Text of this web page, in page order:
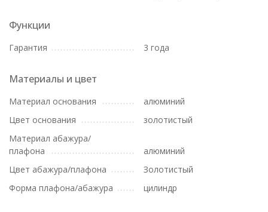
Функции
Гарантия 3 года
Материалы и цвет
Материал основания
алюминий
Цвет основания
золотистый
Материал абажура/
плафона
алюминий
Цвет абажура/плафона
Золотистый
Форма плафона/абажура
цилиндр